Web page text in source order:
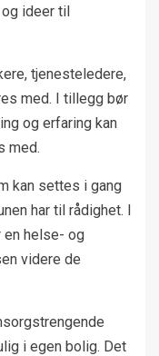
ideer til
tjenesteledere,
med. I tillegg bør
og erfaring kan
med.
kan settes i gang
har til rådighet. I
en helse- og
videre de
i egen bolig. Det